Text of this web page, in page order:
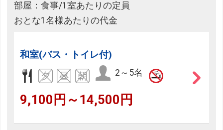
部屋：食事/1室あたりの定員
おとな1名様あたりの代金
和室(バス・トイレ付)
2～5名
9,100円～14,500円